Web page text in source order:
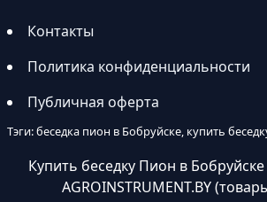
Контакты
Политика конфиденциальности
Публичная оферта
Тэги: беседка пион в Бобруйске, купить
Купить беседку Пион в Бобруйске
AGROINSTRUMENT.BY